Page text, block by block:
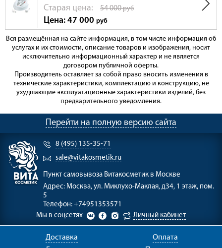
Cтарая цена: 54 000руб
Цена: 47 000 руб
Вся размещённая на сайте информация, в том числе информация об
услугах и их стоимости, описание товаров и изображения, носит
исключительно информационный характер и не является
договором публичной оферты.
Производитель оставляет за собой право вносить изменения в
технические характеристики, комплектацию и конструкцию, не
ухудшающие эксплуатационные характеристики изделий, без
предварительного уведомления.
Перейти на полную версию сайта
8 (495) 135-35-71
sale@vitakosmetik.ru
Пункт самовывоза Витакосметик в Москве
Адрес: Москва, ул. Миклухо-Маклая, д34, 1 этаж, пом.
5
Телефон: +74951353571
Мы в соцсетях
Личный кабинет
Доставка
Оплата